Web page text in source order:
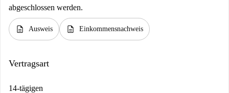
abgeschlossen werden.
description Ausweis description Einkommensnachweis
Vertragsart
14-tägigen